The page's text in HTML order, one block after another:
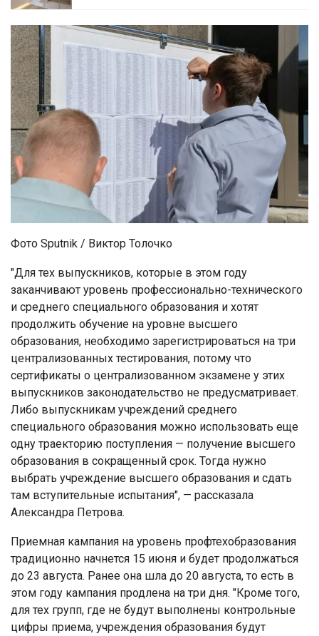
Фото Sputnik / Виктор Толочко
"Для тех выпускников, которые в этом году
заканчивают уровень профессионально-технического
и среднего специального образования и хотят
продолжить обучение на уровне высшего
образования, необходимо зарегистрироваться на три
централизованных тестирования, потому что
сертификаты о централизованном экзамене у этих
выпускников законодательство не предусматривает.
Либо выпускникам учреждений среднего
специального образования можно использовать еще
одну траекторию поступления — получение высшего
образования в сокращенный срок. Тогда нужно
выбрать учреждение высшего образования и сдать
там вступительные испытания", — рассказала
Александра Петрова.
Приемная кампания на уровень профтехобразования
традиционно начнется 15 июня и будет продолжаться
до 23 августа. Ранее она шла до 20 августа, то есть в
этом году кампания продлена на три дня. "Кроме того,
для тех групп, где не будут выполнены контрольные
цифры приема, учреждения образования будут